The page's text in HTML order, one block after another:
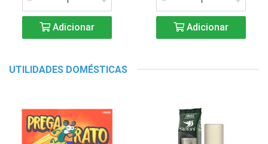
Adicionar Adicionar
UTILIDADES DOMÉSTICAS